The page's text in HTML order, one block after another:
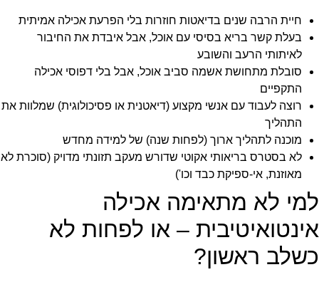
חיית הרבה שנים בדיאטות חוזרות בלי הפרעת אכילה אמיתית
בעלת קשר בריא בסיסי עם אוכל, אבל איבדת את החיבור
לאיתותי הרעב והשובע
סובלת מתחושת אשמה סביב אוכל, אבל בלי דפוסי אכילה
התקפיים
רוצה לעבוד עם אנשי מקצוע (דיאטנית או פסיכולוגית) שמלוות את
התהליך
מוכנה לתהליך ארוך (לפחות שנה) של למידה מחדש
לא בסטרס בריאותי אקוטי שדורש מעקב תזונתי מדויק (סוכרת לא
מאוזנת, אי-ספיקת כבד וכו')
למי לא מתאימה אכילה
אינטואיטיבית – או לפחות לא
כשלב ראשון?